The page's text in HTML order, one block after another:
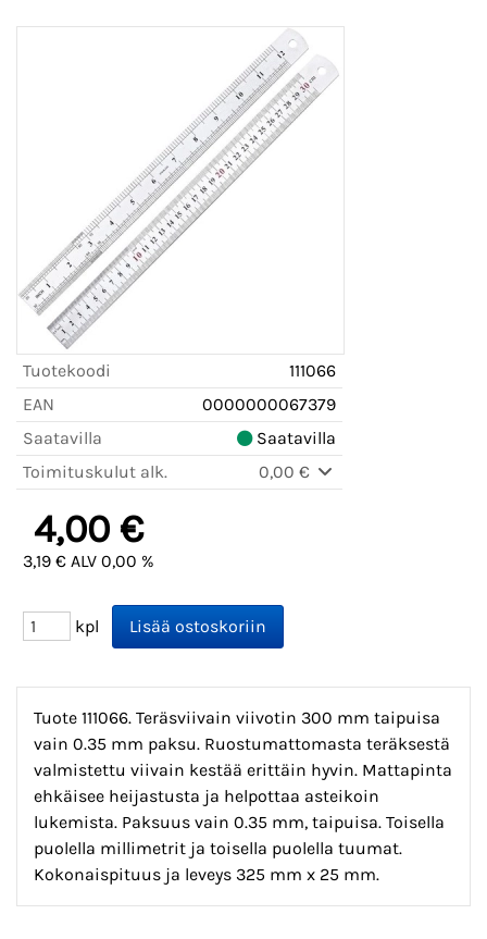
Tuotekoodi
111066
EAN
0000000067379
Saatavilla
Saatavilla
Toimituskulut alk.
0,00 €
4,00 €
3,19 € ALV 0,00 %
kpl
Tuote 111066. Teräsviivain viivotin 300 mm taipuisa
vain 0.35 mm paksu. Ruostumattomasta teräksestä
valmistettu viivain kestää erittäin hyvin. Mattapinta
ehkäisee heijastusta ja helpottaa asteikoin
lukemista. Paksuus vain 0.35 mm, taipuisa. Toisella
puolella millimetrit ja toisella puolella tuumat.
Kokonaispituus ja leveys 325 mm x 25 mm.